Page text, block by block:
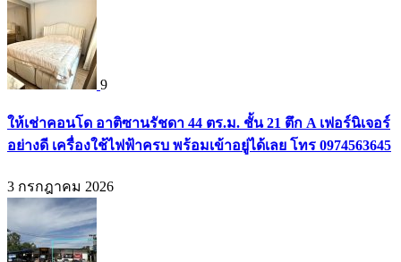
9
ให้เช่าคอนโด อาติซานรัชดา 44 ตร.ม. ชั้น 21 ตึก A เฟอร์นิเจอร์
อย่างดี เครื่องใช้ไฟฟ้าครบ พร้อมเข้าอยู่ได้เลย โทร 0974563645
3 กรกฎาคม 2026